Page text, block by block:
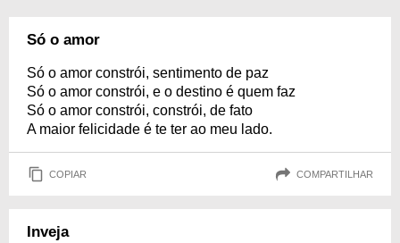
Só o amor
Só o amor constrói, sentimento de paz
Só o amor constrói, e o destino é quem faz
Só o amor constrói, constrói, de fato
A maior felicidade é te ter ao meu lado.
COPIAR COMPARTILHAR
Inveja